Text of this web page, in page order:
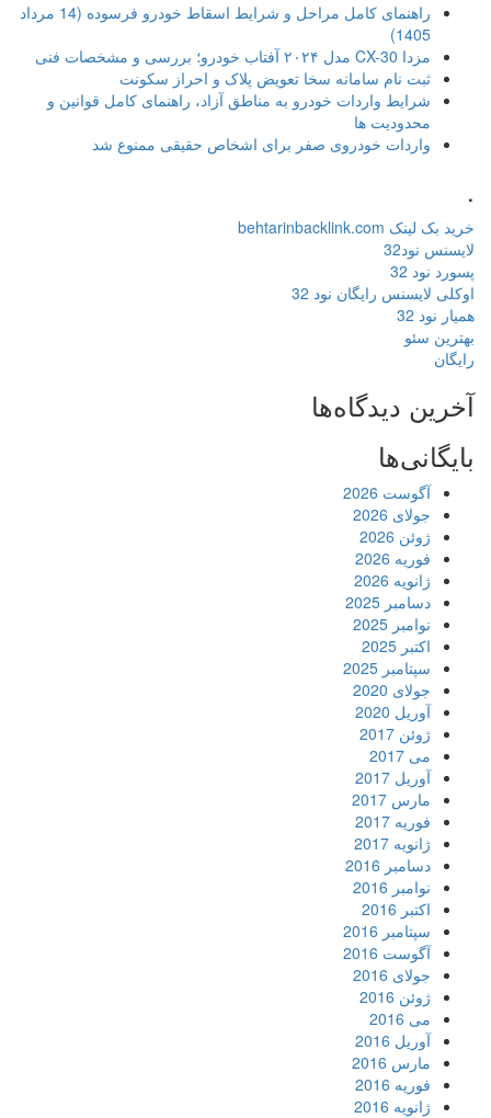
راهنمای کامل مراحل و شرایط اسقاط خودرو فرسوده (14 مرداد
1405)
مزدا CX-30 مدل ۲۰۲۴ آفتاب خودرو؛ بررسی و مشخصات فنی
ثبت نام سامانه سخا تعویض پلاک و احراز سکونت
شرایط واردات خودرو به مناطق آزاد، راهنمای کامل قوانین و
محدودیت ها
واردات خودروی صفر برای اشخاص حقیقی ممنوع شد
خرید بک لینک behtarinbacklink.com
لایسنس نود32
پسورد نود 32
اوکلی لایسنس رایگان نود 32
همیار نود 32
بهترین سئو
رایگان
آخرین دیدگاه‌ها
بایگانی‌ها
آگوست 2026
جولای 2026
ژوئن 2026
فوریه 2026
ژانویه 2026
دسامبر 2025
نوامبر 2025
اکتبر 2025
سپتامبر 2025
جولای 2020
آوریل 2020
ژوئن 2017
می 2017
آوریل 2017
مارس 2017
فوریه 2017
ژانویه 2017
دسامبر 2016
نوامبر 2016
اکتبر 2016
سپتامبر 2016
آگوست 2016
جولای 2016
ژوئن 2016
می 2016
آوریل 2016
مارس 2016
فوریه 2016
ژانویه 2016